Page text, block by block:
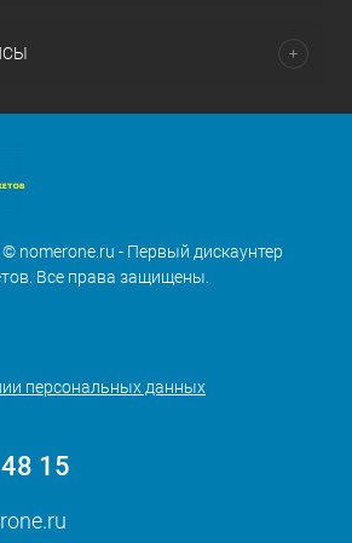
nomerone.ru - Первый дискаунтер
Все права защищены.
персональных данных
15